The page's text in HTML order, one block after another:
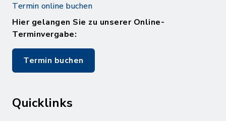
Termin online buchen
Hier gelangen Sie zu unserer Online-
Terminvergabe:
Termin buchen
Quicklinks